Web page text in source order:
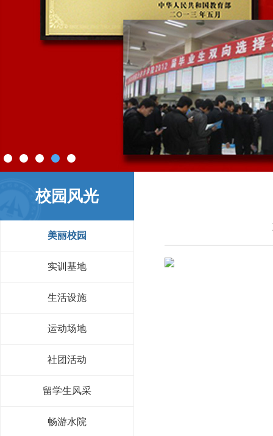
校园风光
美丽校园
实训基地
生活设施
运动场地
社团活动
留学生风采
畅游水院